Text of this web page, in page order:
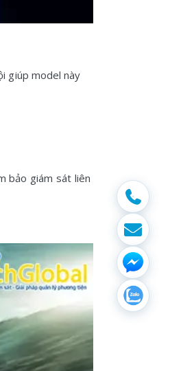
giúp model này
bảo giám sát liên